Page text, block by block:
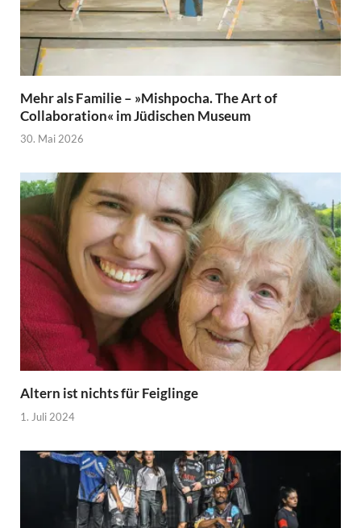
Mehr als Familie – »Mishpocha. The Art of
Collaboration« im Jüdischen Museum
30. Mai 2026
Altern ist nichts für Feiglinge
1. Juli 2024